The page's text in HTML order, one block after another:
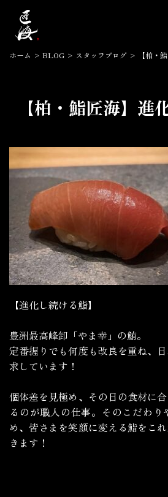
ホーム > BLOG > スタッフブログ > 【柏・
【柏・鮨匠海】進
【進化し続ける鮨】
豊洲最高峰卸「やま幸」の鮪。
定番握りでも何度も改良を重ね、
求しています！
個体差を見極め、その日の食材に
るのが職人の仕事。そのこだわ
め、皆さまを笑顔に変える鮨をこ
きます！